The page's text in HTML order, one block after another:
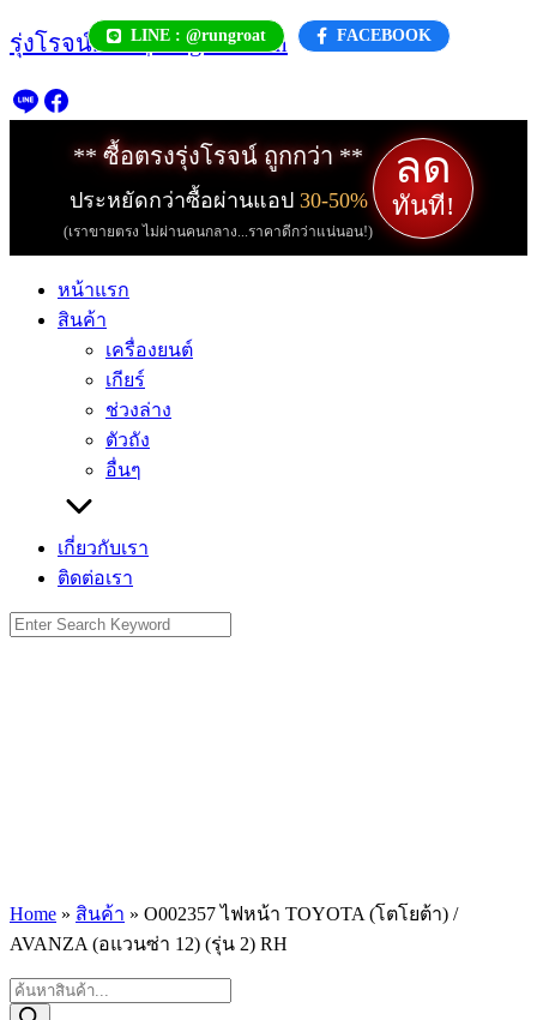
Skip
to
LINE : @rungroat FACEBOOK
รุ่งโรจน์.com | rungroat.com
** ซื้อตรงรุ่งโรจน์ ถูกกว่า **
ประหยัดกว่าซื้อผ่านแอป 30-50%
(เราขายตรง ไม่ผ่านคนกลาง...ราคาดีกว่าแน่นอน!)
ลด
ทันที!
หน้าแรก
สินค้า
เครื่องยนต์
เกียร์
ช่วงล่าง
ตัวถัง
อื่นๆ
เกี่ยวกับเรา
ติดต่อเรา
Search
for:
Home » สินค้า » O002357 ไฟหน้า TOYOTA (โตโยต้า) /
AVANZA (อแวนซ่า 12) (รุ่น 2) RH
Products
search